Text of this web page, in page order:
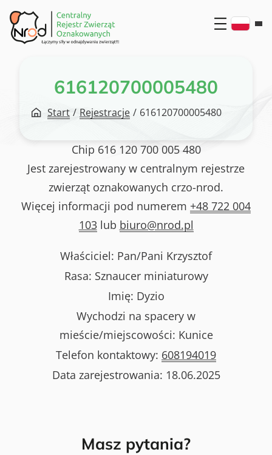
Przejdź
do
treści
616120700005480
Start / Rejestracje / 616120700005480
Chip 616 120 700 005 480
Jest zarejestrowany w centralnym rejestrze
zwierząt oznakowanych crzo-nrod.
Więcej informacji pod numerem +48 722 004
103lub biuro@nrod.pl
Właściciel: Pan/Pani Krzysztof
Rasa: Sznaucer miniaturowy
Imię: Dyzio
Wychodzi na spacery w
mieście/miejscowości: Kunice
Telefon kontaktowy: 608194019
Data zarejestrowania: 18.06.2025
Masz pytania?